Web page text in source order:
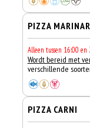
PIZZA
Alleen tussen 16:00 en
Wordt bereid met
verschillende
PIZZA CARNI